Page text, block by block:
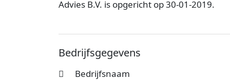
Advies B.V. is opgericht op 30-01-2019.
Besloten Vennootschap (BV) en de
Bedrijfsgegevens
Bedrijfsnaam